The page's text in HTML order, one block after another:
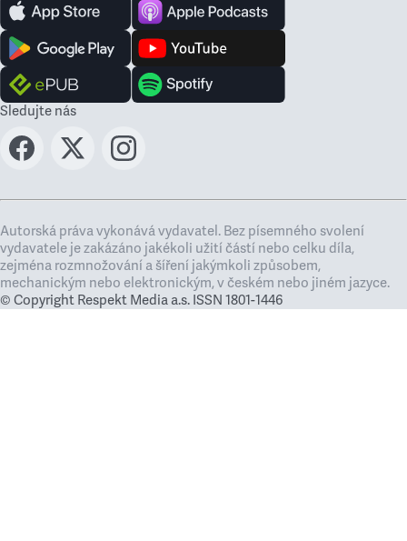
Sledujte nás
Autorská práva vykonává vydavatel. Bez písemného svolení
vydavatele je zakázáno jakékoli užití částí nebo celku díla,
zejména rozmnožování a šíření jakýmkoli způsobem,
mechanickým nebo elektronickým, v českém nebo jiném jazyce.
© Copyright Respekt Media a.s. ISSN 1801-1446